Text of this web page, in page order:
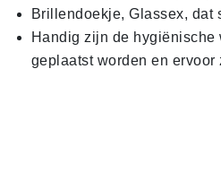
Brillendoekje, Glassex, dat
Handig zijn de hygiënische
geplaatst worden en